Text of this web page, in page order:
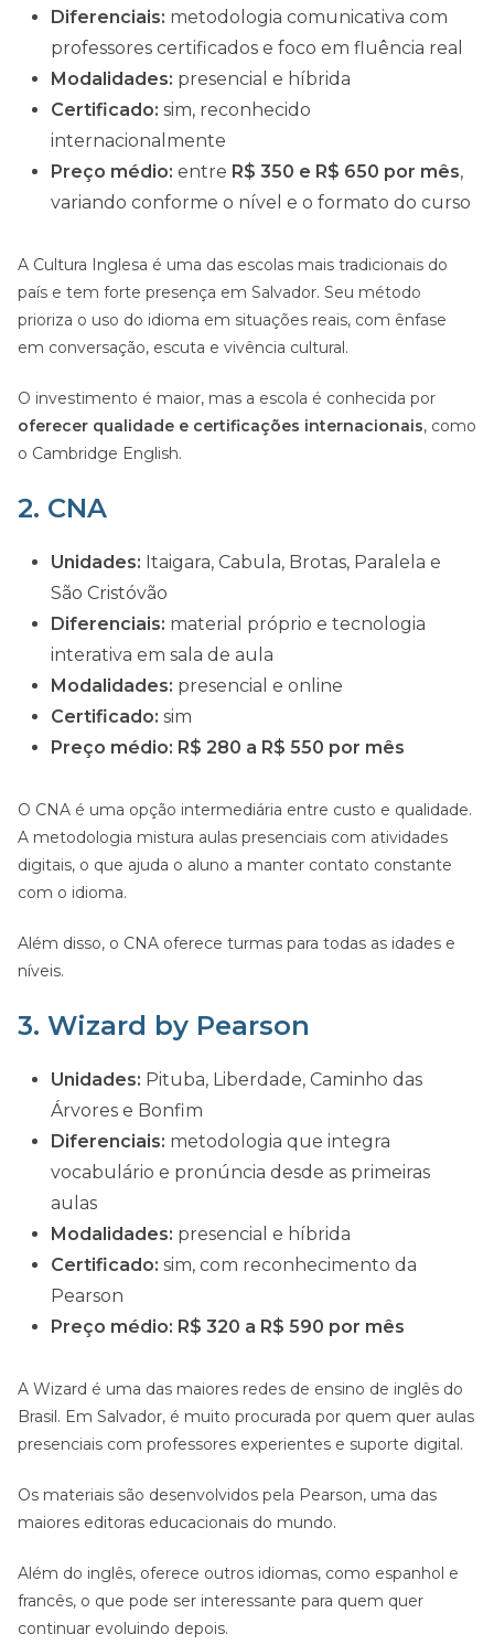
Diferenciais: metodologia comunicativa com
professores certificados e foco em fluência real
Modalidades: presencial e híbrida
Certificado: sim, reconhecido
internacionalmente
Preço médio: entre R$ 350 e R$ 650 por mês,
variando conforme o nível e o formato do curso
A Cultura Inglesa é uma das escolas mais tradicionais do
país e tem forte presença em Salvador. Seu método
prioriza o uso do idioma em situações reais, com ênfase
em conversação, escuta e vivência cultural.
O investimento é maior, mas a escola é conhecida por
oferecer qualidade e certificações internacionais, como
o Cambridge English.
2. CNA
Unidades: Itaigara, Cabula, Brotas, Paralela e
São Cristóvão
Diferenciais: material próprio e tecnologia
interativa em sala de aula
Modalidades: presencial e online
Certificado: sim
Preço médio: R$ 280 a R$ 550 por mês
O CNA é uma opção intermediária entre custo e qualidade.
A metodologia mistura aulas presenciais com atividades
digitais, o que ajuda o aluno a manter contato constante
com o idioma.
Além disso, o CNA oferece turmas para todas as idades e
níveis.
3. Wizard by Pearson
Unidades: Pituba, Liberdade, Caminho das
Árvores e Bonfim
Diferenciais: metodologia que integra
vocabulário e pronúncia desde as primeiras
aulas
Modalidades: presencial e híbrida
Certificado: sim, com reconhecimento da
Pearson
Preço médio: R$ 320 a R$ 590 por mês
A Wizard é uma das maiores redes de ensino de inglês do
Brasil. Em Salvador, é muito procurada por quem quer aulas
presenciais com professores experientes e suporte digital.
Os materiais são desenvolvidos pela Pearson, uma das
maiores editoras educacionais do mundo.
Além do inglês, oferece outros idiomas, como espanhol e
francês, o que pode ser interessante para quem quer
continuar evoluindo depois.